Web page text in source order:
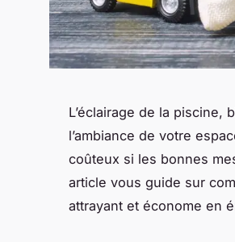
L’éclairage de la
l’ambiance de votre
coûteux si les bonnes
article vous guide sur
attrayant et économe en